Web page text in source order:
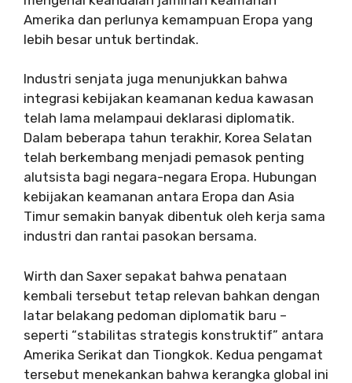
Amerika dan perlunya kemampuan Eropa yang
lebih besar untuk bertindak.
Industri senjata juga menunjukkan bahwa
integrasi kebijakan keamanan kedua kawasan
telah lama melampaui deklarasi diplomatik.
Dalam beberapa tahun terakhir, Korea Selatan
telah berkembang menjadi pemasok penting
alutsista bagi negara-negara Eropa. Hubungan
kebijakan keamanan antara Eropa dan Asia
Timur semakin banyak dibentuk oleh kerja sama
industri dan rantai pasokan bersama.
Wirth dan Saxer sepakat bahwa penataan
kembali tersebut tetap relevan bahkan dengan
latar belakang pedoman diplomatik baru –
seperti “stabilitas strategis konstruktif” antara
Amerika Serikat dan Tiongkok. Kedua pengamat
tersebut menekankan bahwa kerangka global ini